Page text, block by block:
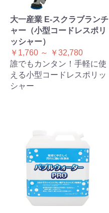
大一産業 E-スクラブランチ
ャー（小型コードレスポリ
ッシャー）
￥1,760 ～ ￥32,780
誰でもカンタン！手軽に使
える小型コードレスポリッ
シャー